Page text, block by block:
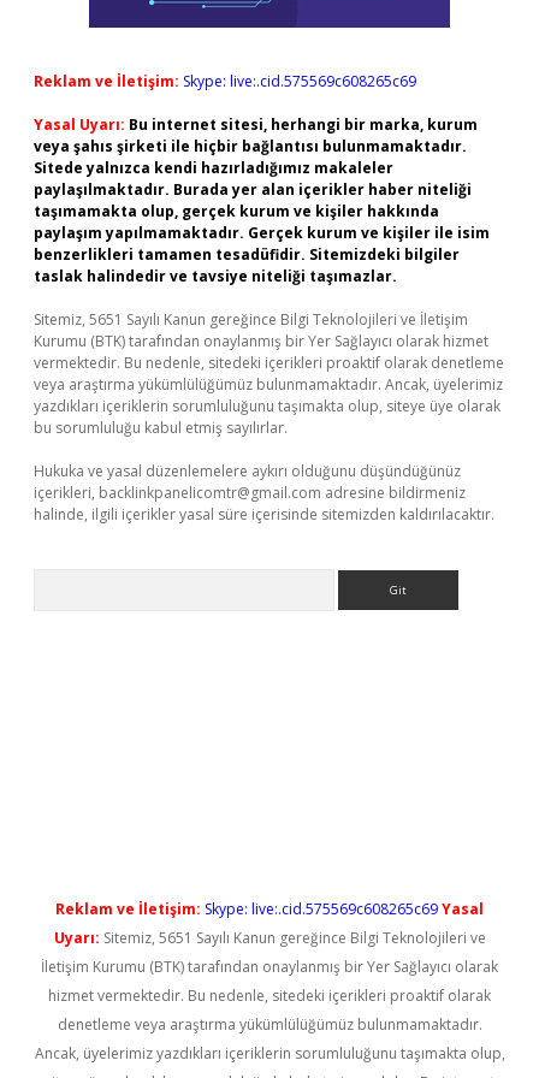
Reklam ve İletişim: Skype: live:.cid.575569c608265c69
Yasal Uyarı: Bu internet sitesi, herhangi bir marka, kurum
veya şahıs şirketi ile hiçbir bağlantısı bulunmamaktadır.
Sitede yalnızca kendi hazırladığımız makaleler
paylaşılmaktadır. Burada yer alan içerikler haber niteliği
taşımamakta olup, gerçek kurum ve kişiler hakkında
paylaşım yapılmamaktadır. Gerçek kurum ve kişiler ile isim
benzerlikleri tamamen tesadüfidir. Sitemizdeki bilgiler
taslak halindedir ve tavsiye niteliği taşımazlar.
Sitemiz, 5651 Sayılı Kanun gereğince Bilgi Teknolojileri ve İletişim
Kurumu (BTK) tarafından onaylanmış bir Yer Sağlayıcı olarak hizmet
vermektedir. Bu nedenle, sitedeki içerikleri proaktif olarak denetleme
veya araştırma yükümlülüğümüz bulunmamaktadır. Ancak, üyelerimiz
yazdıkları içeriklerin sorumluluğunu taşımakta olup, siteye üye olarak
bu sorumluluğu kabul etmiş sayılırlar.
Hukuka ve yasal düzenlemelere aykırı olduğunu düşündüğünüz
içerikleri, backlinkpanelicomtr@gmail.com adresine bildirmeniz
halinde, ilgili içerikler yasal süre içerisinde sitemizden kaldırılacaktır.
Reklam ve İletişim: Skype: live:.cid.575569c608265c69Yasal
Uyarı: Sitemiz, 5651 Sayılı Kanun gereğince Bilgi Teknolojileri ve
İletişim Kurumu (BTK) tarafından onaylanmış bir Yer Sağlayıcı olarak
hizmet vermektedir. Bu nedenle, sitedeki içerikleri proaktif olarak
denetleme veya araştırma yükümlülüğümüz bulunmamaktadır.
Ancak, üyelerimiz yazdıkları içeriklerin sorumluluğunu taşımakta olup,